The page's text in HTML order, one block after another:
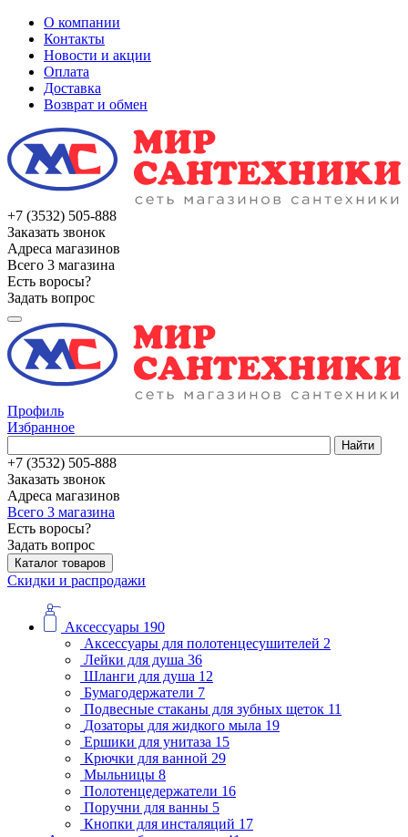
О компании
Контакты
Новости и акции
Оплата
Доставка
Возврат и обмен
+7 (3532) 505-888
Заказать звонок
Адреса магазинов
Всего 3 магазина
Есть воросы?
Задать вопрос
Профиль
Избранное
Найти
+7 (3532) 505-888
Заказать звонок
Адреса магазинов
Всего 3 магазина
Есть воросы?
Задать вопрос
Каталог товаров
Скидки и распродажи
Аксессуары 190
Аксессуары для полотенцесушителей 2
Лейки для душа 36
Шланги для душа 12
Бумагодержатели 7
Подвесные стаканы для зубных щеток 11
Дозаторы для жидкого мыла 19
Ершики для унитаза 15
Крючки для ванной 29
Мыльницы 8
Полотенцедержатели 16
Поручни для ванны 5
Кнопки для инсталяций 17